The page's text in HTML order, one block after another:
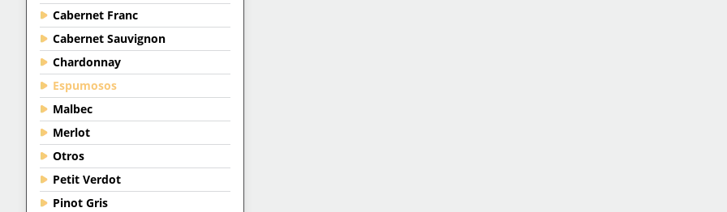
Cabernet Franc
Cabernet Sauvignon
Chardonnay
Espumosos
Malbec
Merlot
Otros
Petit Verdot
Pinot Gris